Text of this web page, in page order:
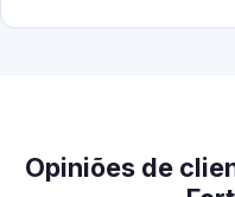
Opiniões de